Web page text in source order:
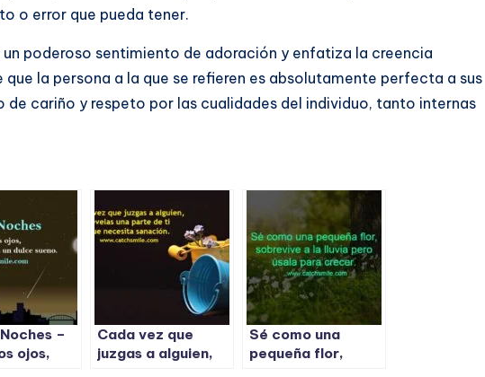
o error que pueda tener.
poderoso sentimiento de adoración y enfatiza la creencia
la persona a la que se refieren es absolutamente perfecta a sus
de cariño y respeto por las cualidades del individuo, tanto internas
–
ojos,
Cada vez que
juzgas a alguien,
Sé como una
pequeña flor,